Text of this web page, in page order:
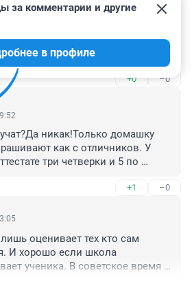
советскую десятилетку и
Экзамен глаза в глаза, убрать
Сейчас образование в
ЕГЭ проблем только
+0 –0
за комментарии и другие
в профиле
никак!Только домашку
как с отличников. У
три четверки и 5 по
дипломом. Итог- Школа вообще
+1 –0
оценивает тех кто сам
И хорошо если школа
ученика. В советское время